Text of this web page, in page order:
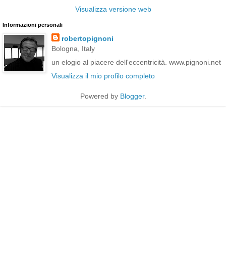
Visualizza versione web
Informazioni personali
robertopignoni
Bologna, Italy
un elogio al piacere dell'eccentricità. www.pignoni.net
Visualizza il mio profilo completo
Powered by Blogger.